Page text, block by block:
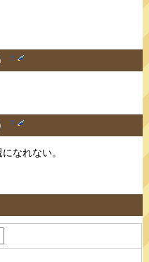
†
†
なれない。